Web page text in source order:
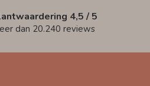
4,5 / 5
dan 20.240 reviews